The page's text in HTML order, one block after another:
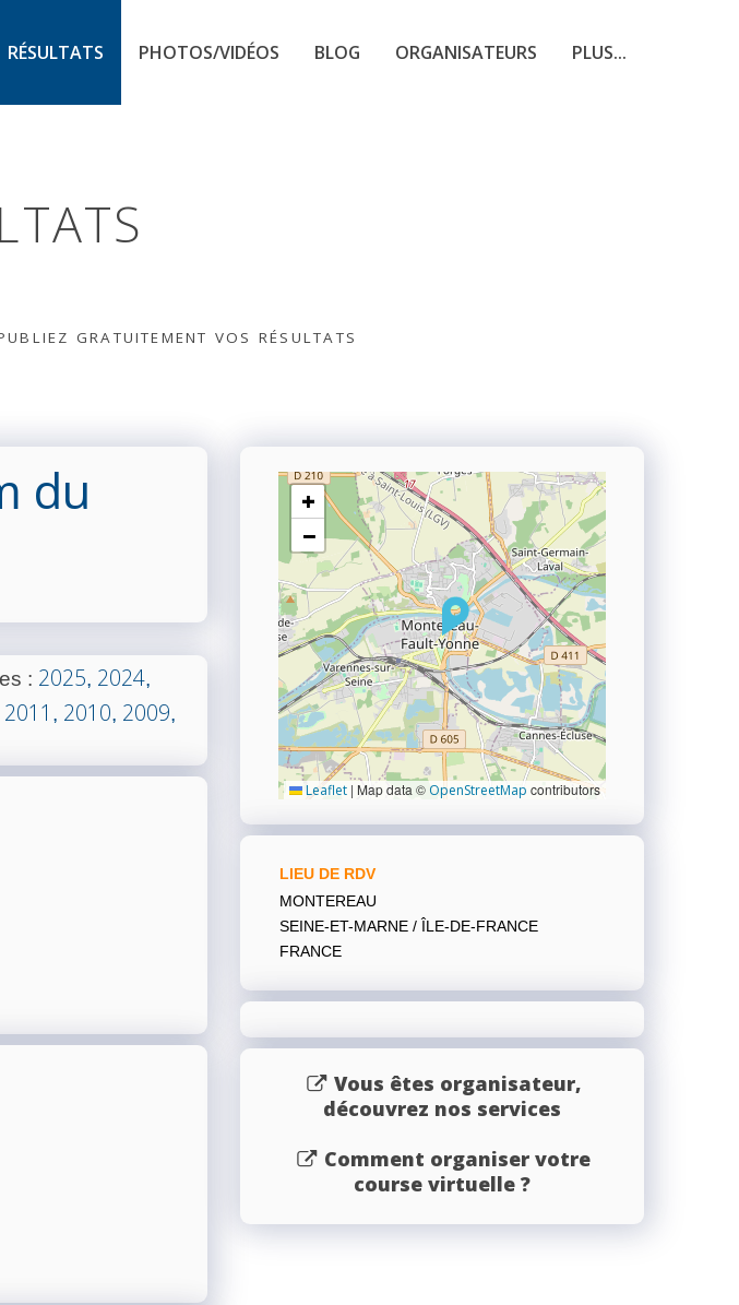
RÉSULTATS PHOTOS/VIDÉOS BLOG ORGANISATEURS PLUS...
GRATUITEMENT VOS RÉSULTATS
du
: 2025, 2024,
2011 , 2010, 2009,
+
−
Leaflet | Map data © OpenStreetMap contributors
LIEU DE RDV
MONTEREAU
SEINE-ET-MARNE / ÎLE-DE-FRANCE
FRANCE
Vous êtes organisateur,
découvrez nos services
Comment organiser votre
course virtuelle ?